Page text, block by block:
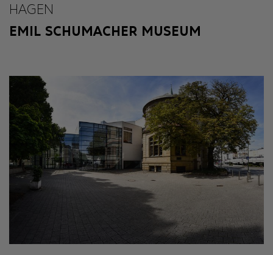
HAGEN
EMIL SCHUMACHER MUSEUM